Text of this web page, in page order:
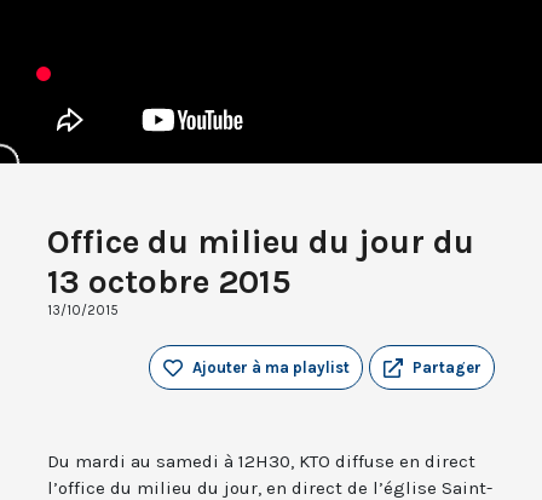
Office du milieu du jour du
13 octobre 2015
13/10/2015
Partager
Ajouter à ma playlist
Du mardi au samedi à 12H30, KTO diffuse en direct
l’office du milieu du jour, en direct de l’église Saint-